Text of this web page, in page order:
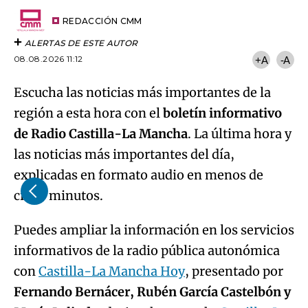
REDACCIÓN CMM
ALERTAS DE ESTE AUTOR
08.08.2026 11:12
+A -A
Escucha las noticias más importantes de la
región a esta hora con elboletín informativo
de Radio Castilla-La Mancha. La última hora y
las noticias más importantes del día,
explicadas en formato audio en menos de
cinco minutos.
Puedes ampliar la información en los servicios
informativos de la radio pública autonómica
conCastilla-La Mancha Hoy, presentado por
Fernando Bernácer, Rubén García Castelbón y